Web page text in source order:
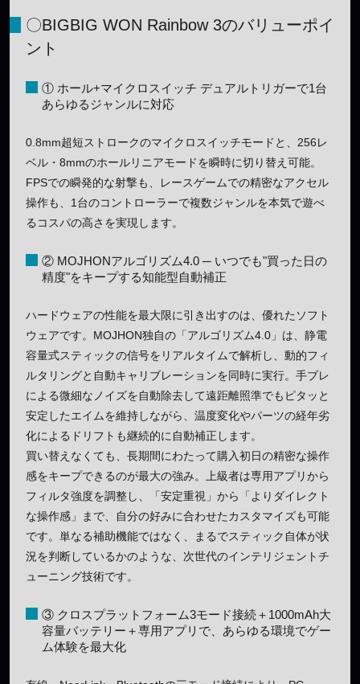
〇BIGBIG WON Rainbow 3のバリューポイ
ント
① ホール+マイクロスイッチ デュアルトリガーで1台
あらゆるジャンルに対応
0.8mm超短ストロークのマイクロスイッチモードと、256レ
ベル・8mmのホールリニアモードを瞬時に切り替え可能。
FPSでの瞬発的な射撃も、レースゲームでの精密なアクセル
操作も、1台のコントローラーで複数ジャンルを本気で遊べ
るコスパの高さを実現します。
② MOJHONアルゴリズム4.0 ─ いつでも"買った日の
精度"をキープする知能型自動補正
ハードウェアの性能を最大限に引き出すのは、優れたソフト
ウェアです。MOJHON独自の「アルゴリズム4.0」は、静電
容量式スティックの信号をリアルタイムで解析し、動的フィ
ルタリングと自動キャリブレーションを同時に実行。手ブレ
による微細なノイズを自動除去して遠距離照準でもピタッと
安定したエイムを維持しながら、温度変化やパーツの経年劣
化によるドリフトも継続的に自動補正します。
買い替えなくても、長期間にわたって購入初日の精密な操作
感をキープできるのが最大の強み。上級者は専用アプリから
フィルタ強度を調整し、「安定重視」から「よりダイレクト
な操作感」まで、自分の好みに合わせたカスタマイズも可能
です。単なる補助機能ではなく、まるでスティック自体が状
況を判断しているかのような、次世代のインテリジェントチ
ューニング技術です。
③ クロスプラットフォーム3モード接続＋1000mAh大
容量バッテリー＋専用アプリで、あらゆる環境でゲー
ム体験を最大化